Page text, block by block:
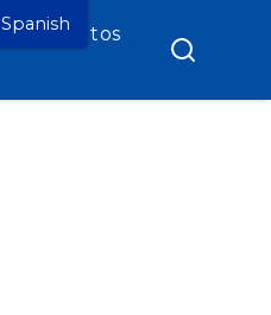
Contactos
Spanish